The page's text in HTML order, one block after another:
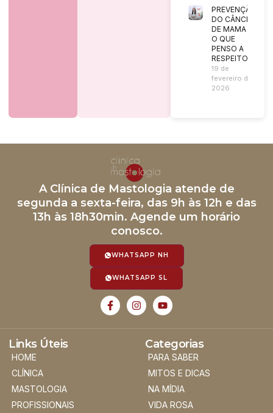
PREVENÇÃO
DO CÂNCER
DE MAMA |
O QUE
PENSO A
RESPEITO?
19 de
fevereiro de
2026
A Clínica de Mastologia atende de
segunda a sexta-feira, das 9h às 12h e das
13h às 18h30min. Agende um horário
conosco.
WHATSAPP NH
WHATSAPP SL
Links Úteis
HOME
CLÍNICA
MASTOLOGIA
PROFISSIONAIS
Categorias
PARA SABER
MITOS E DICAS
NA MÍDIA
VIDA ROSA